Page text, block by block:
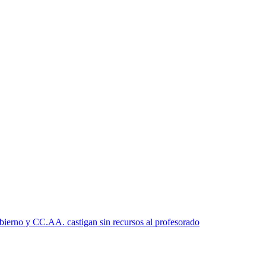
y CC.AA. castigan sin recursos al profesorado